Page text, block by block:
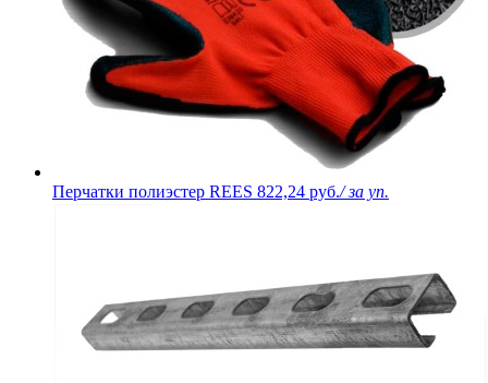
Перчатки полиэстер REES 822,24 руб./ за уп.